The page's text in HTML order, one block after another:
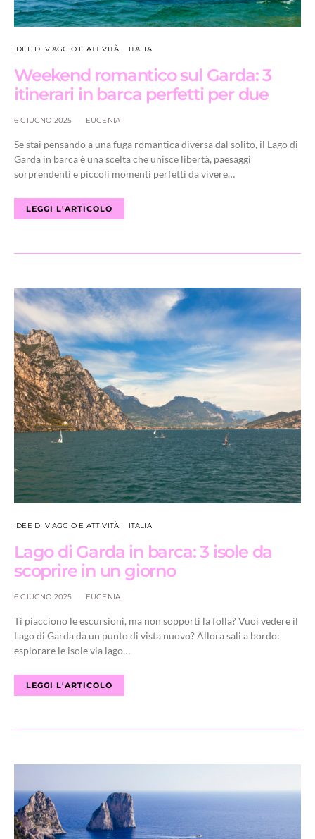
IDEE DI VIAGGIO E ATTIVITÀ ITALIA
Weekend romantico sul Garda: 3
itinerari in barca perfetti per due
6 GIUGNO 2025 EUGENIA
Se stai pensando a una fuga romantica diversa dal solito, il Lago di
Garda in barca è una scelta che unisce libertà, paesaggi
sorprendenti e piccoli momenti perfetti da vivere…
LEGGI L'ARTICOLO
IDEE DI VIAGGIO E ATTIVITÀ ITALIA
Lago di Garda in barca: 3 isole da
scoprire in un giorno
6 GIUGNO 2025 EUGENIA
Ti piacciono le escursioni, ma non sopporti la folla? Vuoi vedere il
Lago di Garda da un punto di vista nuovo? Allora sali a bordo:
esplorare le isole via lago…
LEGGI L'ARTICOLO